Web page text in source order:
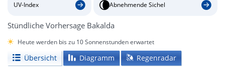
UV-Index Abnehmende Sichel
Stündliche Vorhersage Bakalda
Heute werden bis zu 10 Sonnenstunden erwartet
Übersicht Diagramm Regenradar